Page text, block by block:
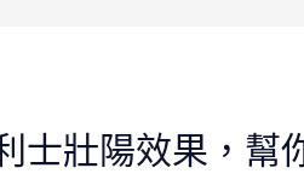
士壯陽效果，幫